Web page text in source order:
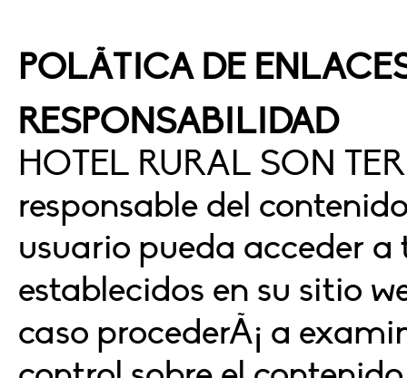
POLÃTICA DE
RESPONSABILIDAD
HOTEL RURAL SON
responsable del
usuario pueda acceder
establecidos en su sitio
caso procederÃ¡ a